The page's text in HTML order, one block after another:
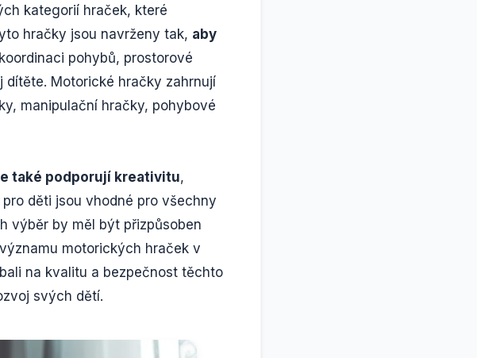
kategorií hraček, které
hračky jsou navrženy tak, aby
pohybů, prostorové
Motorické hračky zahrnují
manipulační hračky, pohybové
také podporují kreativitu,
děti jsou vhodné pro všechny
výběr by měl být přizpůsoben
motorických hraček v
na kvalitu a bezpečnost těchto
svých dětí.